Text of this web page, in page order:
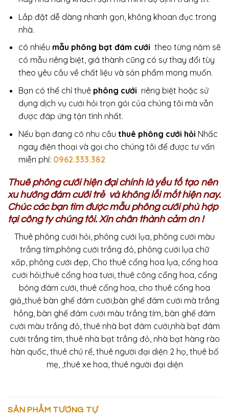
Lắp đặt dễ dàng nhanh gọn, không khoan đục trong
nhà.
có nhiều mẫu phông bạt đám cưới theo từng năm sẽ
có mẫu riêng biệt, giá thành cũng có sự thay đổi tùy
theo yêu cầu về chất liệu và sản phẩm mong muốn.
Bạn có thể chỉ thuê phông cưới riêng biệt hoặc sử
dụng dịch vụ cưới hỏi trọn gói của chúng tôi mà vẫn
được đáp ứng tận tình nhất.
Nếu bạn đang có nhu cầu thuê phông cưới hỏi Nhấc
ngay điện thoại và gọi cho chúng tôi để được tư vấn
miễn phí: 0962.333.382
Thuê phông cưới hiện đại chính là yếu tố tạo nên
xu hướng đám cưới trẻ và không lỗi mốt hiện nay.
Chúc các bạn tìm được mẫu phông cưới phù hợp
tại công ty chúng tôi. Xin chân thành cảm ơn !
Thuê phông cưới hỏi, phông cưới lụa, phông cưới màu
trắng tím,phông cưới trắng đỏ, phông cưới lụa chữ
xốp, phông cưới đẹp, Cho thuê cổng hoa lụa, cổng hoa
cưới hỏi,thuê cổng hoa tươi, thuê công cổng hoa, cổng
bóng đám cưới, thuê cổng hoa, cho thuê cổng hoa
giả,,thuê bàn ghế đám cưới,bàn ghế đám cưới mà trắng
hồng, bàn ghế đám cưới màu trắng tím, bàn ghế đám
cưới màu trắng đỏ, thuê nhà bạt đám cưới,nhà bạt đám
cưới trắng tím, thuê nhà bạt trắng đỏ, nhà bạt hàng rào
hàn quốc, thuê chú rể, thuê người đại diện 2 họ, thuê bố
mẹ, ,thuê xe hoa, thuê người đại diện
SẢN PHẨM TƯƠNG TỰ